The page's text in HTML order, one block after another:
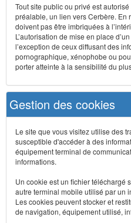
Tout site public ou privé est
préalable, un lien vers Cerbère. En
doivent pas être imbriquées à
L’autorisation de mise en place
l’exception de ceux diffusant des
pornographique, xénophobe ou
porter atteinte à la sensibilité du
Gestion des cookies
Le site que vous visitez utilise des
susceptible d'accéder à des
équipement terminal de
informations.
Un cookie est un fichier téléchargé
autre terminal mobile utilisé par un
Les cookies peuvent stocker et
de navigation, équipement utilisé,